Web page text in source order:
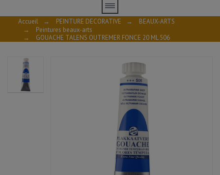
Accueil → PEINTURE DECORATIVE →
BEAUX-ARTS
→
Peintures beaux-arts
→
GOUACHE TALENS OUTREMER FONCE 20 ML 506